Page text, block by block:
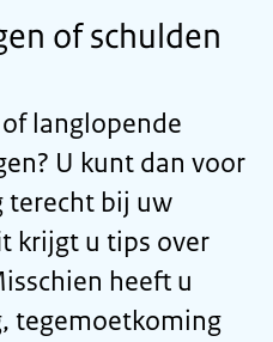
of schulden
langlopende
U kunt dan voor
terecht bij uw
krijgt u tips over
heeft u
tegemoetkoming